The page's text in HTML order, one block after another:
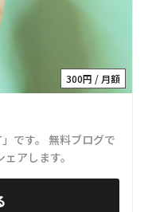
300円 / 月額
です。 無料ブログで
アします。